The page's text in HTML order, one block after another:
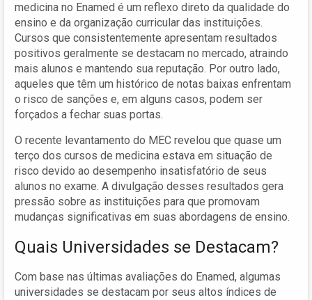
medicina no Enamed é um reflexo direto da qualidade do
ensino e da organização curricular das instituições.
Cursos que consistentemente apresentam resultados
positivos geralmente se destacam no mercado, atraindo
mais alunos e mantendo sua reputação. Por outro lado,
aqueles que têm um histórico de notas baixas enfrentam
o risco de sanções e, em alguns casos, podem ser
forçados a fechar suas portas.
O recente levantamento do MEC revelou que quase um
terço dos cursos de medicina estava em situação de
risco devido ao desempenho insatisfatório de seus
alunos no exame. A divulgação desses resultados gera
pressão sobre as instituições para que promovam
mudanças significativas em suas abordagens de ensino.
Quais Universidades se Destacam?
Com base nas últimas avaliações do Enamed, algumas
universidades se destacam por seus altos índices de